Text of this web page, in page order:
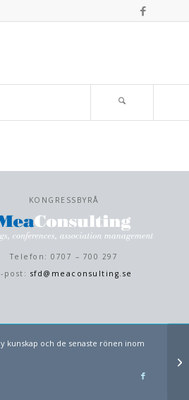
KONGRESSBYRÅ
Telefon: 0707 – 700 297
post: sfd@meaconsulting.se
kunskap och de senaste rönen inom